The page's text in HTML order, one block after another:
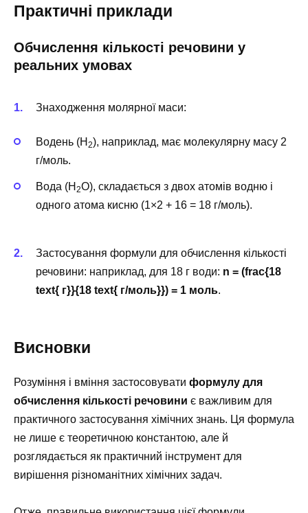
Практичні приклади
Обчислення кількості речовини у
реальних умовах
Знаходження молярної маси:
Водень (H 2), наприклад, має молекулярну масу 2
г/моль.
Вода (H 2O), складається з двох атомів водню і
одного атома кисню (1×2 + 16 = 18 г/моль).
Застосування формули для обчислення кількості
речовини: наприклад, для 18 г води: n = (frac{18
text{ г}}{18 text{ г/моль}}) = 1 моль.
Висновки
Розуміння і вміння застосовувати формулу для
обчислення кількості речовини є важливим для
практичного застосування хімічних знань. Ця формула
не лише є теоретичною константою, але й
розглядається як практичний інструмент для
вирішення різноманітних хімічних задач.